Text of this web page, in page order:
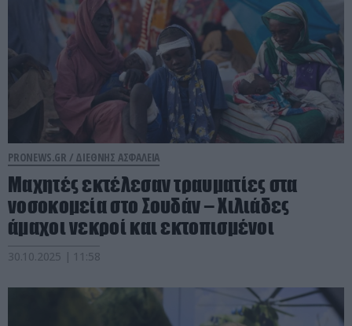
PRONEWS.GR / ΔΙΕΘΝΗΣ ΑΣΦΑΛΕΙΑ
Μαχητές εκτέλεσαν τραυματίες στα
νοσοκομεία στο Σουδάν – Χιλιάδες
άμαχοι νεκροί και εκτοπισμένοι
30.10.2025 | 11:58